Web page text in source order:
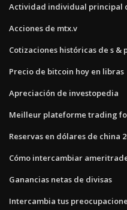
Actividad individual principal
Acciones de mtx.v
Cotizaciones históricas de s &
Precio de bitcoin hoy en libras
Apreciación de investopedia
Meilleur plateforme trading
Reservas en dólares de china
Cómo intercambiar
Ganancias netas de divisas
Intercambia tus